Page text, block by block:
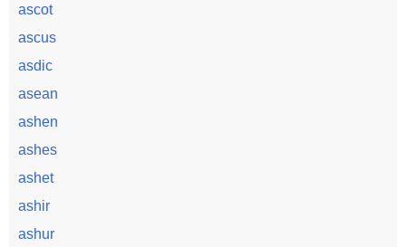
ascot
ascus
asdic
asean
ashen
ashes
ashet
ashir
ashur